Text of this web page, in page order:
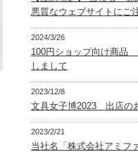
悪質なウェブサイトにご
2024/3/26
100円ショップ向け商品
しまして
2023/12/8
文具女子博2023 出店の
2023/2/21
当社名「株式会社アミフ